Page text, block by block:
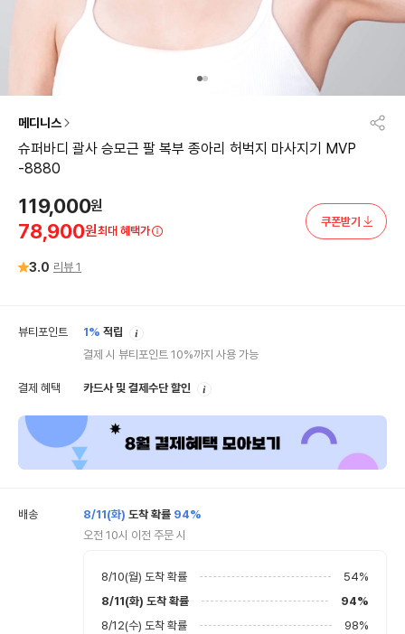
메디니스
슈퍼바디 괄사 승모근 팔 복부 종아리 허벅지 마사지기 MVP
-8880
119,000원
78,900원최대 혜택가
쿠폰받기
3.0 리뷰 1
뷰티포인트 1% 적립
결제 시 뷰티포인트 10%까지 사용 가능
결제 혜택 카드사 및 결제수단 할인
배송 8/11(화) 도착 확률 94%
오전 10시 이전 주문 시
8/10(월) 도착 확률 54%
8/11(화) 도착 확률 94%
8/12(수) 도착 확률 98%